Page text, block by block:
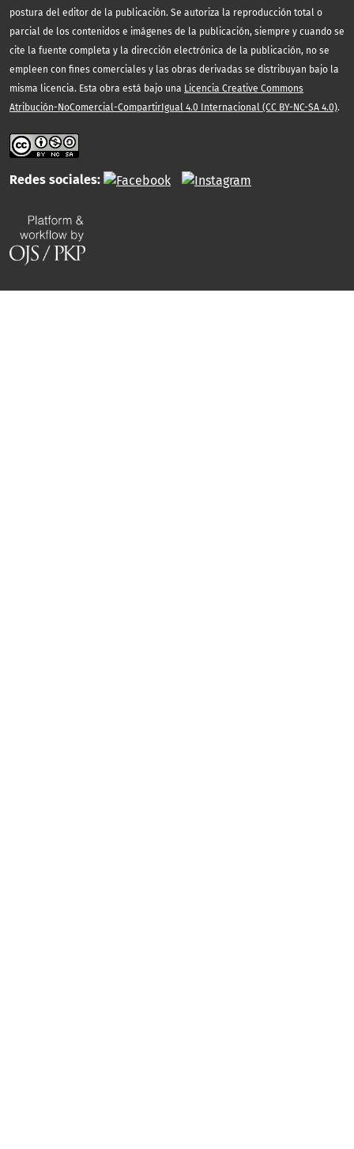
postura del editor de la publicación. Se autoriza la reproducción total o
parcial de los contenidos e imágenes de la publicación, siempre y cuando se
cite la fuente completa y la dirección electrónica de la publicación, no se
empleen con fines comerciales y las obras derivadas se distribuyan bajo la
misma licencia. Esta obra está bajo una Licencia Creative Commons
Atribución-NoComercial-CompartirIgual 4.0 Internacional (CC BY-NC-SA 4.0).
Redes sociales: